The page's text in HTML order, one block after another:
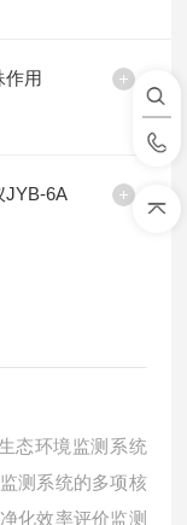
作用
JYB-6A
态环境监测系统
测系统的多项核
化效率评价监测